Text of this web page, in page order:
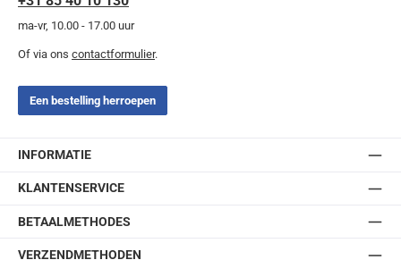
ma-vr, 10.00 - 17.00 uur
Of via ons contactformulier.
Een bestelling herroepen
INFORMATIE
KLANTENSERVICE
BETAALMETHODES
VERZENDMETHODEN